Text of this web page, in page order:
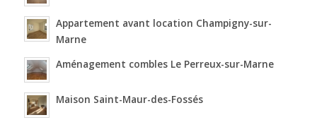
Appartement avant location Champigny-sur-
Marne
Aménagement combles Le Perreux-sur-Marne
Maison Saint-Maur-des-Fossés